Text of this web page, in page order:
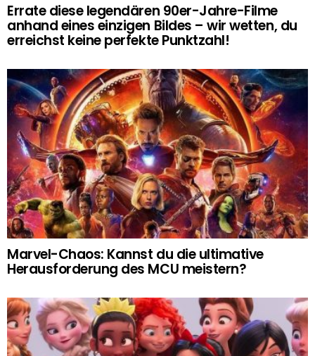
Errate diese legendären 90er-Jahre-Filme
anhand eines einzigen Bildes – wir wetten, du
erreichst keine perfekte Punktzahl!
Marvel-Chaos: Kannst du die ultimative
Herausforderung des MCU meistern?